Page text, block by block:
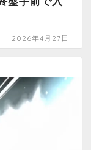
2026年4月27日